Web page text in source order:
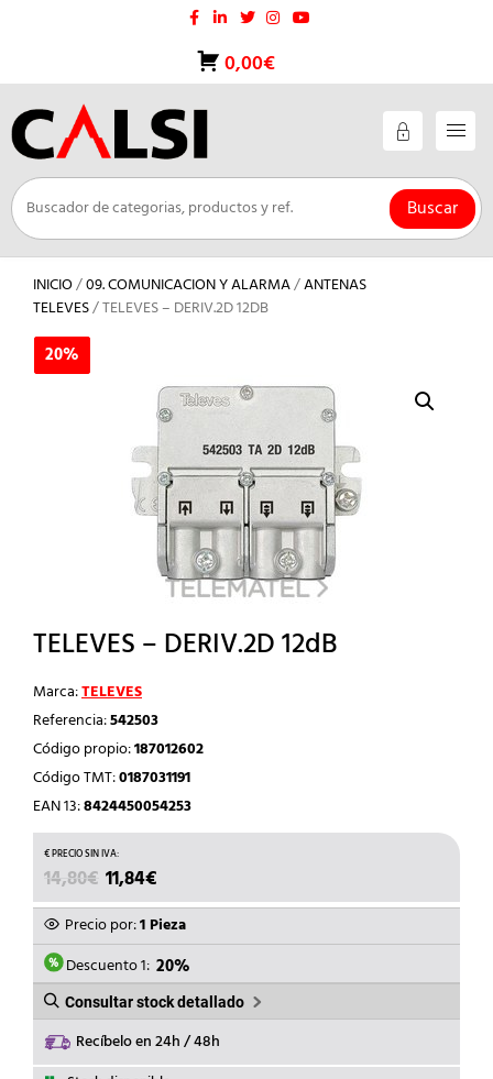
0,00€
Buscar
INICIO/09. COMUNICACION Y ALARMA/ANTENAS
TELEVES/ TELEVES – DERIV.2D 12DB
20%
TELEVES – DERIV.2D 12dB
Marca:TELEVES
Referencia:542503
Código propio:187012602
Código TMT:0187031191
EAN 13:8424450054253
14,80€ EL
PRECIO
ORIGINAL
ERA:
14,80€.
11,84€
PRECIO
ACTUAL
ES:
11,84€.
Precio por:1 Pieza
Descuento 1: 20%
Consultar stock detallado
Recíbelo en 24h / 48h
20%